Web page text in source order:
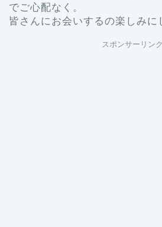
でご心配なく。
皆さんにお会いするの楽しみに
スポンサーリンク